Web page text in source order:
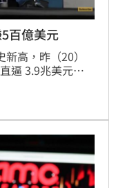
百億美元
高，昨（20）
逼 3.9兆美元，
，少賺近500億